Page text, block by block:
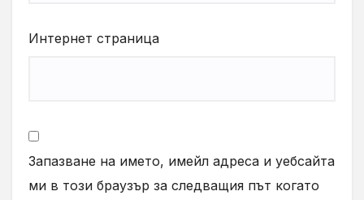
Интернет страница
Запазване на името, имейл адреса и уебсайта
ми в този браузър за следващия път когато